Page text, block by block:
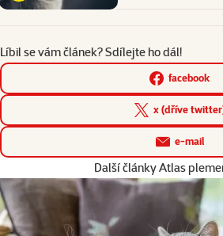
Líbil se vám článek? Sdílejte ho dál!
facebook
x (dříve
e-mail
Další články Atlas